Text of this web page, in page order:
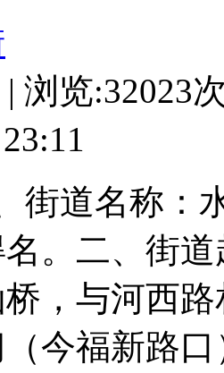
浏览:32023
街道名称
。二、街
桥，与河西
今福新路